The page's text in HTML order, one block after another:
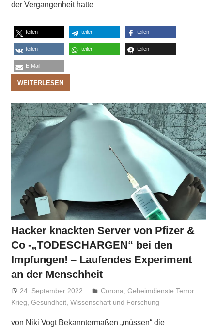
der Vergangenheit hatte
teilen teilen teilen
teilen teilen teilen
E-Mail
WEITERLESEN
Hacker knackten Server von Pfizer &
Co -„TODESCHARGEN“ bei den
Impfungen! – Laufendes Experiment
an der Menschheit
24. September 2022 Niki Vogt
Corona ,Geheimdienste Terror
Krieg Gesundheit, Wissenschaft und Forschung
von Niki Vogt Bekanntermaßen „müssen“ die